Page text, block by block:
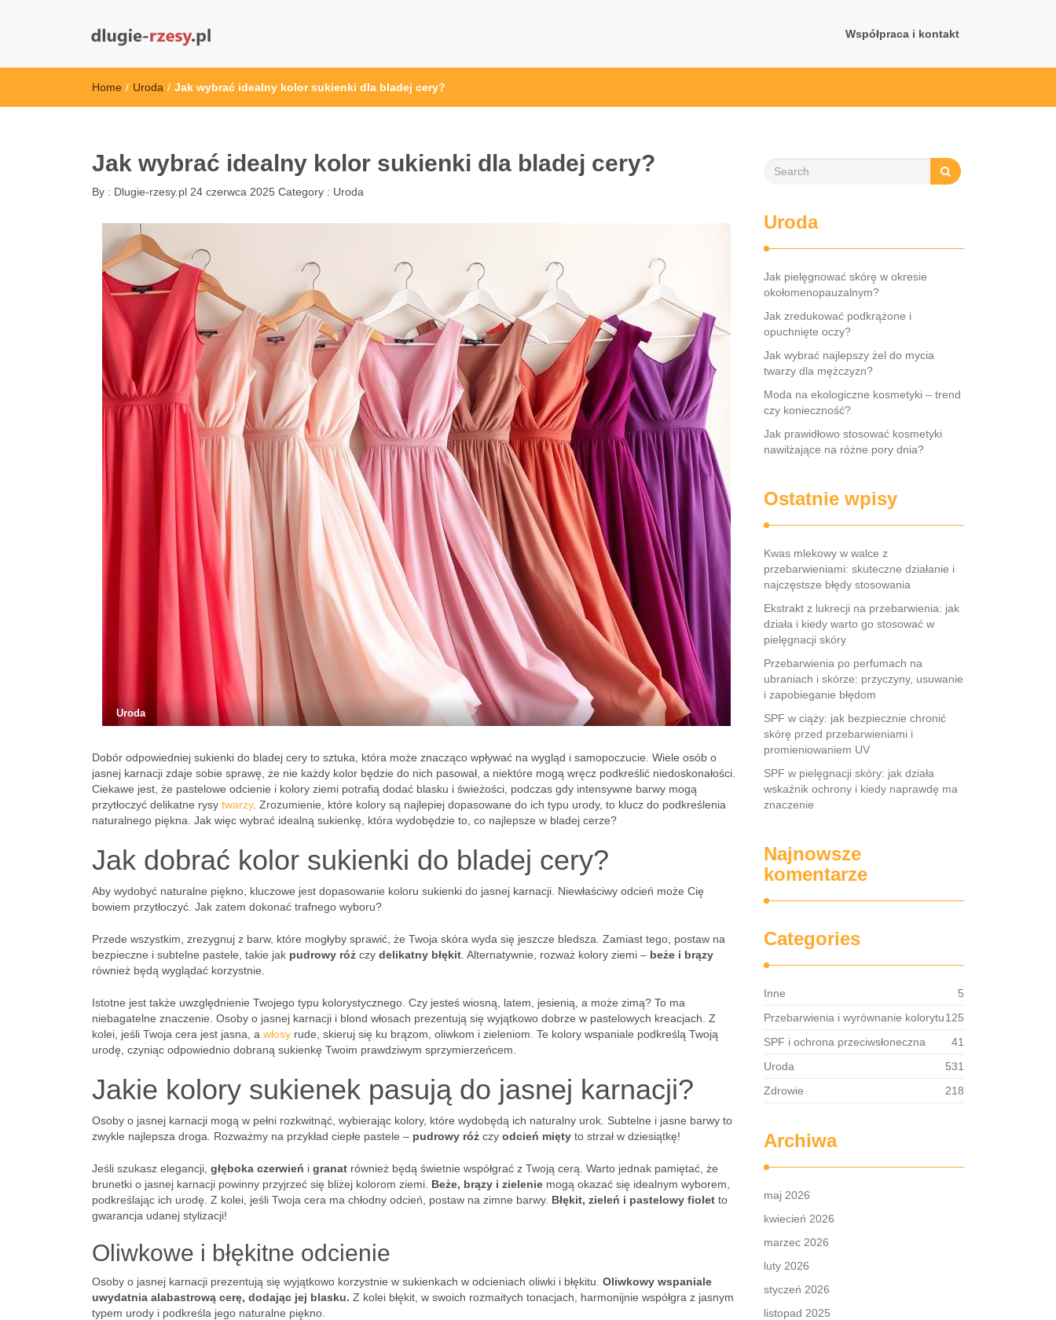
Współpraca i kontakt
Home / Uroda / Jak wybrać idealny kolor sukienki dla bladej cery?
Jak wybrać idealny kolor sukienki dla bladej cery?
By : Dlugie-rzesy.pl 24 czerwca 2025 Category : Uroda
Uroda
Dobór odpowiedniej sukienki do bladej cery to sztuka, która może znacząco wpływać na wygląd i samopoczucie. Wiele osób o
jasnej karnacji zdaje sobie sprawę, że nie każdy kolor będzie do nich pasował, a niektóre mogą wręcz podkreślić niedoskonałości.
Ciekawe jest, że pastelowe odcienie i kolory ziemi potrafią dodać blasku i świeżości, podczas gdy intensywne barwy mogą
przytłoczyć delikatne rysy twarzy. Zrozumienie, które kolory są najlepiej dopasowane do ich typu urody, to klucz do podkreślenia
naturalnego piękna. Jak więc wybrać idealną sukienkę, która wydobędzie to, co najlepsze w bladej cerze?
Jak dobrać kolor sukienki do bladej cery?
Aby wydobyć naturalne piękno, kluczowe jest dopasowanie koloru sukienki do jasnej karnacji. Niewłaściwy odcień może Cię
bowiem przytłoczyć. Jak zatem dokonać trafnego wyboru?
Przede wszystkim, zrezygnuj z barw, które mogłyby sprawić, że Twoja skóra wyda się jeszcze bledsza. Zamiast tego, postaw na
bezpieczne i subtelne pastele, takie jak pudrowy róż czy delikatny błękit . Alternatywnie, rozważ kolory ziemi – beże i brązy
również będą wyglądać korzystnie.
Istotne jest także uwzględnienie Twojego typu kolorystycznego. Czy jesteś wiosną, latem, jesienią, a może zimą? To ma
niebagatelne znaczenie. Osoby o jasnej karnacji i blond włosach prezentują się wyjątkowo dobrze w pastelowych kreacjach. Z
kolei, jeśli Twoja cera jest jasna, a włosy rude, skieruj się ku brązom, oliwkom i zieleniom. Te kolory wspaniale podkreślą Twoją
urodę, czyniąc odpowiednio dobraną sukienkę Twoim prawdziwym sprzymierzeńcem.
Jakie kolory sukienek pasują do jasnej karnacji?
Osoby o jasnej karnacji mogą w pełni rozkwitnąć, wybierając kolory, które wydobędą ich naturalny urok. Subtelne i jasne barwy to
zwykle najlepsza droga. Rozważmy na przykład ciepłe pastele – pudrowy róż czy odcień mięty to strzał w dziesiątkę!
Jeśli szukasz elegancji, głęboka czerwień i granat również będą świetnie współgrać z Twoją cerą. Warto jednak pamiętać, że
brunetki o jasnej karnacji powinny przyjrzeć się bliżej kolorom ziemi. Beże, brązy i zielenie mogą okazać się idealnym wyborem,
podkreślając ich urodę. Z kolei, jeśli Twoja cera ma chłodny odcień, postaw na zimne barwy. Błękit, zieleń i pastelowy fiolet to
gwarancja udanej stylizacji!
Oliwkowe i błękitne odcienie
Osoby o jasnej karnacji prezentują się wyjątkowo korzystnie w sukienkach w odcieniach oliwki i błękitu. Oliwkowy wspaniale
uwydatnia alabastrową cerę, dodając jej blasku. Z kolei błękit, w swoich rozmaitych tonacjach, harmonijnie współgra z jasnym
typem urody i podkreśla jego naturalne piękno.
Uroda
Jak pielęgnować skórę w okresie
okołomenopauzalnym?
Jak zredukować podkrążone i
opuchnięte oczy?
Jak wybrać najlepszy żel do mycia
twarzy dla mężczyzn?
Moda na ekologiczne kosmetyki – trend
czy konieczność?
Jak prawidłowo stosować kosmetyki
nawilżające na różne pory dnia?
Ostatnie wpisy
Kwas mlekowy w walce z
przebarwieniami: skuteczne działanie i
najczęstsze błędy stosowania
Ekstrakt z lukrecji na przebarwienia: jak
działa i kiedy warto go stosować w
pielęgnacji skóry
Przebarwienia po perfumach na
ubraniach i skórze: przyczyny, usuwanie
i zapobieganie błędom
SPF w ciąży: jak bezpiecznie chronić
skórę przed przebarwieniami i
promieniowaniem UV
SPF w pielęgnacji skóry: jak działa
wskaźnik ochrony i kiedy naprawdę ma
znaczenie
Najnowsze
komentarze
Categories
Inne
5
Przebarwienia i wyrównanie kolorytu125
SPF i ochrona przeciwsłoneczna
41
Uroda
531
Zdrowie
218
Archiwa
maj 2026
kwiecień 2026
marzec 2026
luty 2026
styczeń 2026
listopad 2025